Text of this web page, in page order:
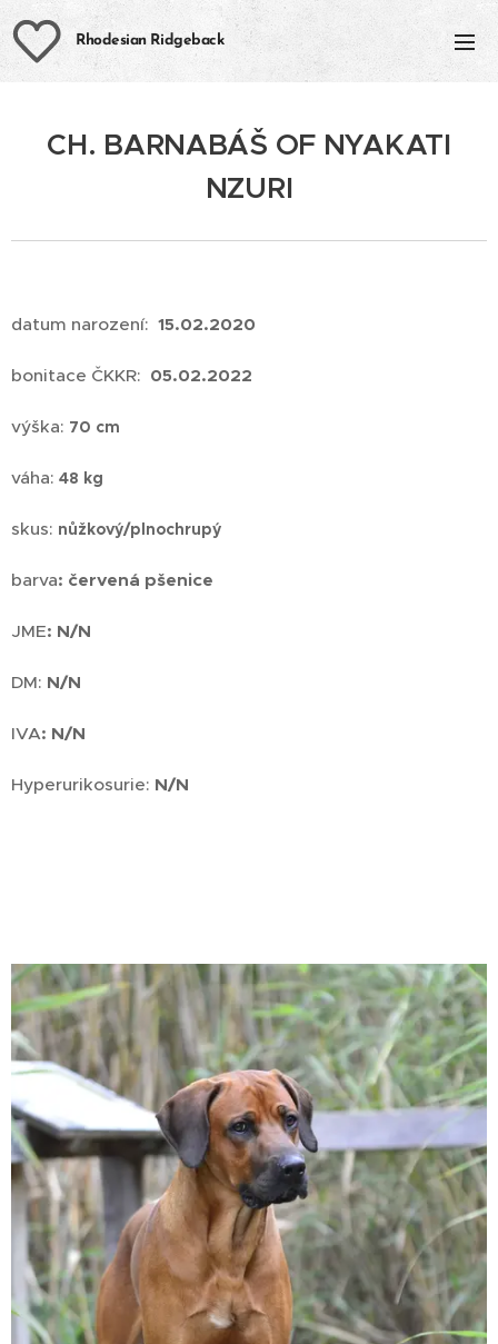
Rhodesian Ridgeback
CH. BARNABÁŠ OF NYAKATI
NZURI
datum narození: 15.02.2020
bonitace ČKKR: 05.02.2022
výška: 70 cm
váha: 48 kg
skus: nůžkový/plnochrupý
barva: červená pšenice
JME: N/N
DM: N/N
IVA: N/N
Hyperurikosurie: N/N